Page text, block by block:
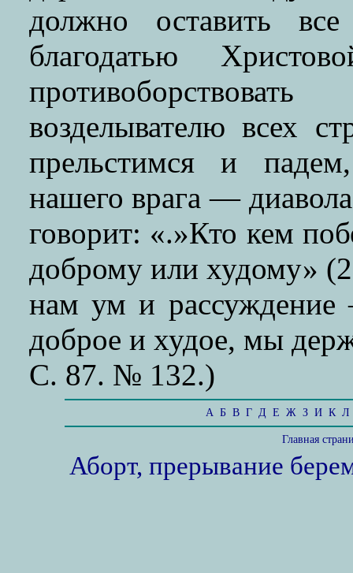
должно оставить
благодатью
возделывателю всех
прельстимся и
нашего врага —
говорит: «.»Кто кем
доброму или худому»
нам ум и рассуждение
доброе и худое, мы
С. 87. № 132.)
А Б В Г Д Е Ж З И К Л
Главная
Аборт, прерывание